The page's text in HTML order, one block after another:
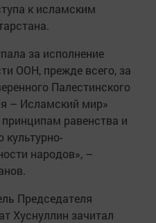
к исламским
за исполнение
ООН, прежде всего, за
Палестинского
– Исламский мир»
равенства и
народов», –
Председателя
Хуснуллин зачитал